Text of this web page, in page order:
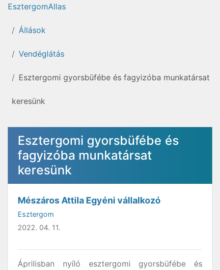
EsztergomAllas
Állások
Vendéglátás
Esztergomi gyorsbüfébe és fagyizóba munkatársat
keresünk
Esztergomi gyorsbüfébe és
fagyizóba munkatársat
keresünk
Mészáros Attila Egyéni vállalkozó
Esztergom
2022. 04. 11.
Áprilisban nyíló esztergomi gyorsbüfébe és